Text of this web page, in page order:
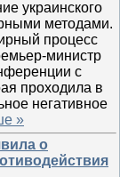
украинского
методами.
процесс
министр
с
проходила в
негативное
»
о